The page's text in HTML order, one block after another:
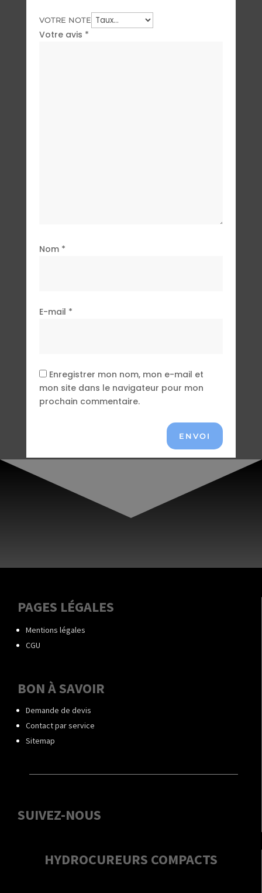
VOTRE NOTE
Votre avis *
Nom *
E-mail *
Enregistrer mon nom, mon e-mail et
mon site dans le navigateur pour mon
prochain commentaire.
ENVOI
PAGES LÉGALES
Mentions légales
CGU
BON À SAVOIR
Demande de devis
Contact par service
Sitemap
SUIVEZ-NOUS
HYDROCUREURS COMPACTS